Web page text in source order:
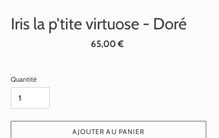
Iris la p'tite virtuose - Doré
Prix
65,00 €
Quantité
AJOUTER AU PANIER